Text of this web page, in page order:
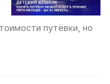
путёвки, но